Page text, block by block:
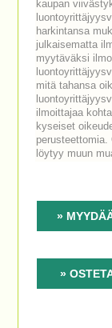
kaupan
harkintansa
julkaisematta
myytäväksi
mitä tahansa
ilmoittajaa
kyseiset
löytyy muun
»
»